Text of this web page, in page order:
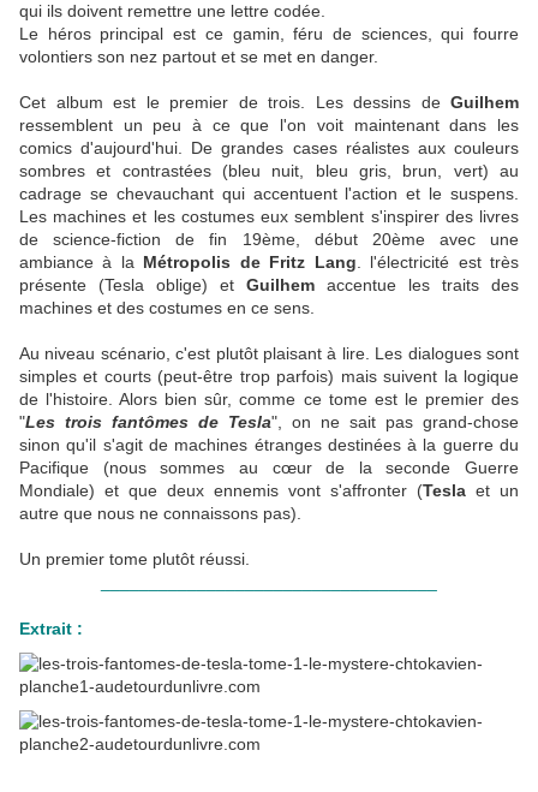
qui ils doivent remettre une lettre codée.
Le héros principal est ce gamin, féru de sciences, qui fourre
volontiers son nez partout et se met en danger.
Cet album est le premier de trois. Les dessins de Guilhem
ressemblent un peu à ce que l'on voit maintenant dans les
comics d'aujourd'hui. De grandes cases réalistes aux couleurs
sombres et contrastées (bleu nuit, bleu gris, brun, vert) au
cadrage se chevauchant qui accentuent l'action et le suspens.
Les machines et les costumes eux semblent s'inspirer des livres
de science-fiction de fin 19ème, début 20ème avec une
ambiance à la Métropolis de Fritz Lang . l'électricité est très
présente (Tesla oblige) et Guilhem accentue les traits des
machines et des costumes en ce sens.
Au niveau scénario, c'est plutôt plaisant à lire. Les dialogues sont
simples et courts (peut-être trop parfois) mais suivent la logique
de l'histoire. Alors bien sûr, comme ce tome est le premier des
"Les trois fantômes de Tesla", on ne sait pas grand-chose
sinon qu'il s'agit de machines étranges destinées à la guerre du
Pacifique (nous sommes au cœur de la seconde Guerre
Mondiale) et que deux ennemis vont s'affronter (Tesla et un
autre que nous ne connaissons pas).
Un premier tome plutôt réussi.
Extrait :